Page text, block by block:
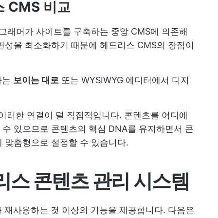
CMS 비교
래머가 사이트를 구축하는 중앙 CMS에 의존해
을 최소화하기 때문에 헤드리스 CMS의 장점이
보이는 대로 또는 WYSIWYG 에디터에서 디지
러한 연결이 덜 직접적입니다. 콘텐츠를 어디에
있으므로 콘텐츠의 핵심 DNA를 유지하면서 콘
춤형으로 설정할 수 있습니다.
콘텐츠 관리 시스템
사용하는 것 이상의 기능을 제공합니다. 다음은